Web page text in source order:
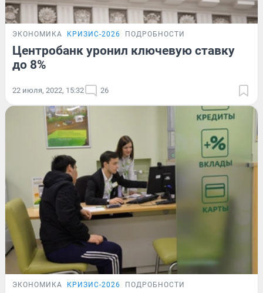
ЭКОНОМИКА КРИЗИС-2026 ПОДРОБНОСТИ
Центробанк уронил ключевую ставку
до 8%
22 июля, 2022, 15:32 26
ЭКОНОМИКА КРИЗИС-2026 ПОДРОБНОСТИ